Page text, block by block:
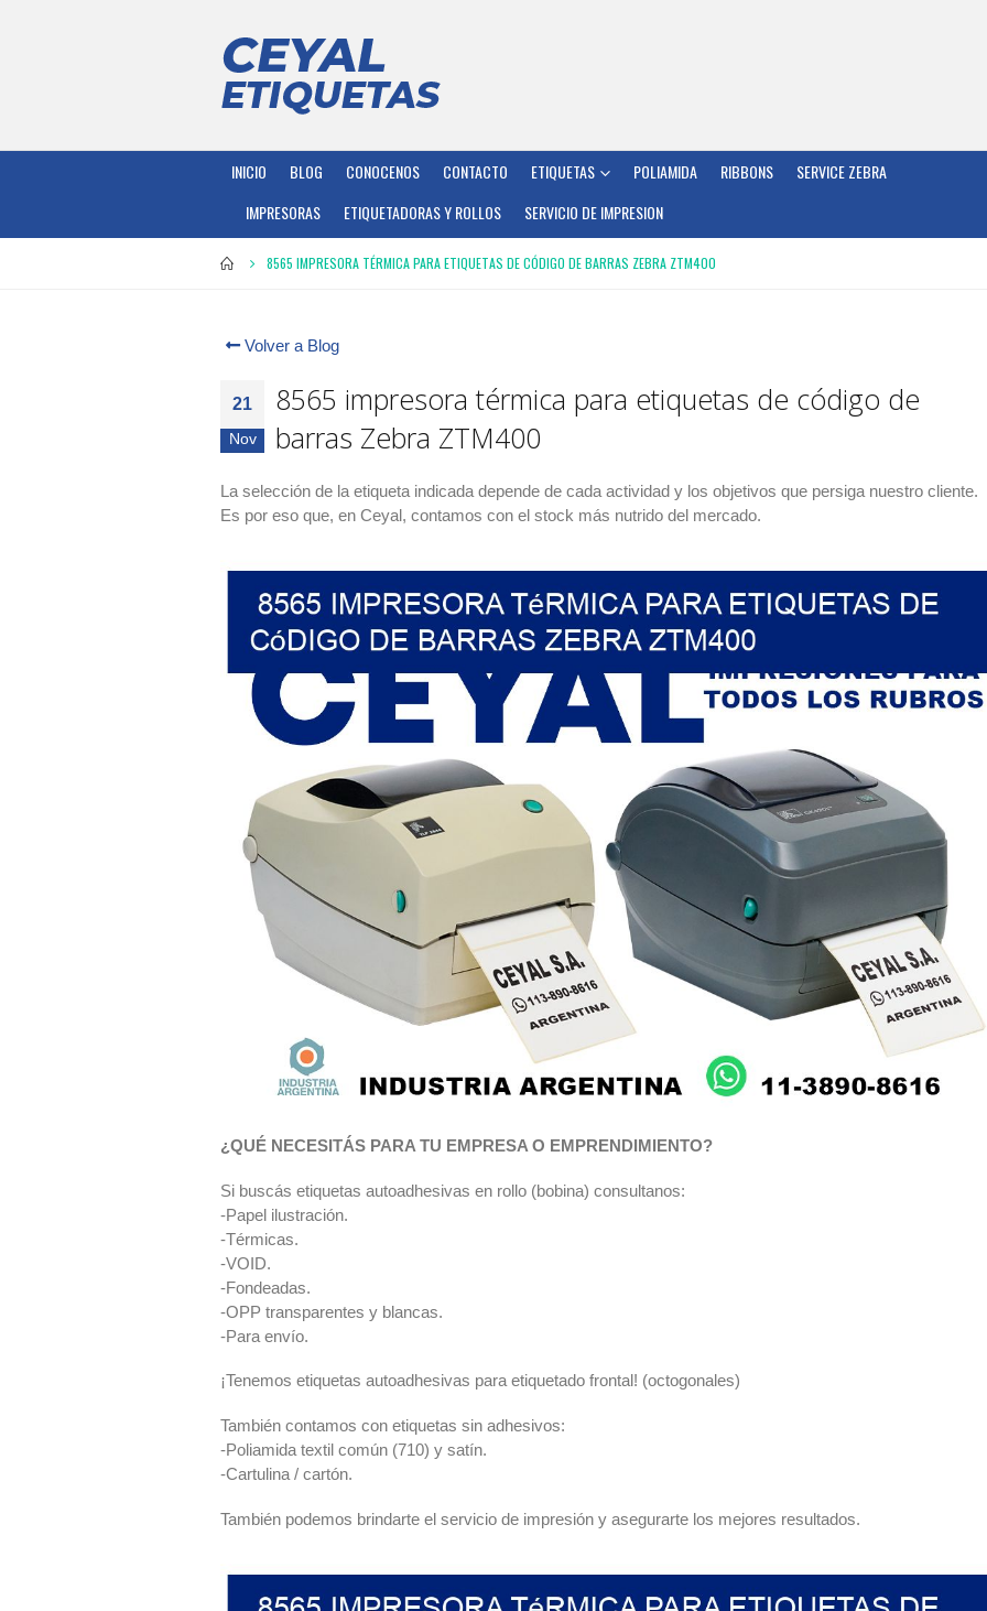
INICIO BLOG CONOCENOS CONTACTO ETIQUETAS POLIAMIDA RIBBONS
SERVICE ZEBRA
IMPRESORAS
ETIQUETADORAS Y ROLLOS SERVICIO DE IMPRESION
8565 IMPRESORA TÉRMICA PARA ETIQUETAS DE CÓDIGO DE BARRAS ZEBRA ZTM400
Volver a Blog
21
Nov
8565 impresora térmica para etiquetas de código de
barras Zebra ZTM400
La selección de la etiqueta indicada depende de cada actividad y los objetivos que persiga nuestro cliente.
Es por eso que, en Ceyal, contamos con el stock más nutrido del mercado.
¿QUÉ NECESITÁS PARA TU EMPRESA O EMPRENDIMIENTO?
Si buscás etiquetas autoadhesivas en rollo (bobina) consultanos:
-Papel ilustración.
-Térmicas.
-VOID.
-Fondeadas.
-OPP transparentes y blancas.
-Para envío.
¡Tenemos etiquetas autoadhesivas para etiquetado frontal! (octogonales)
También contamos con etiquetas sin adhesivos:
-Poliamida textil común (710) y satín.
-Cartulina / cartón.
También podemos brindarte el servicio de impresión y asegurarte los mejores resultados.